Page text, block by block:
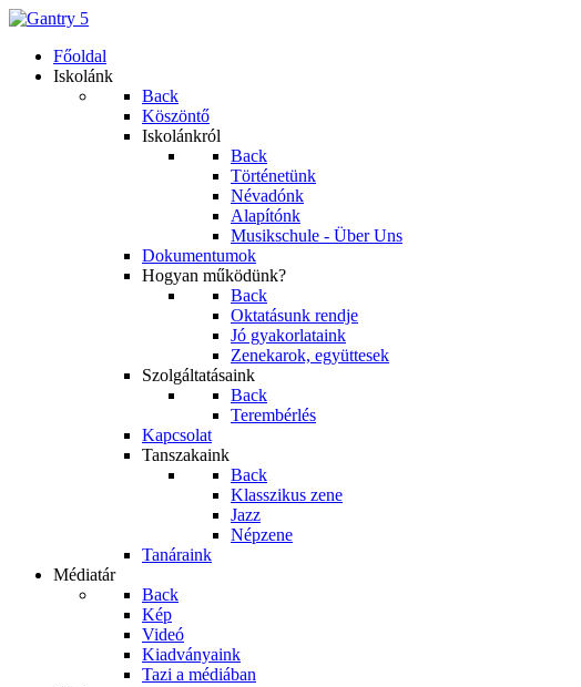
Főoldal
Iskolánk
Back
Köszöntő
Iskolánkról
Back
Történetünk
Névadónk
Alapítónk
Musikschule - Über Uns
Dokumentumok
Hogyan működünk?
Back
Oktatásunk rendje
Jó gyakorlataink
Zenekarok, együttesek
Szolgáltatásaink
Back
Terembérlés
Kapcsolat
Tanszakaink
Back
Klasszikus zene
Jazz
Népzene
Tanáraink
Médiatár
Back
Kép
Videó
Kiadványaink
Tazi a médiában